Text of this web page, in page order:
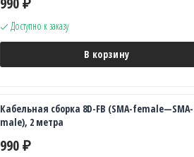
₽
Доступно к заказу
В корзину
Кабельная сборка 8D-FB (SMA-female—SMA-
male), 2 метра
990 ₽